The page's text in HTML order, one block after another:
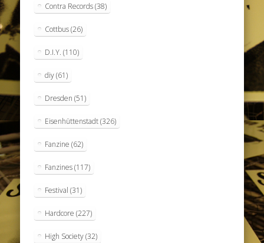
Contra Records(38)
Cottbus(26)
D.I.Y. (110)
diy(61)
Dresden (51)
Eisenhüttenstadt(326)
Fanzine (62)
Fanzines(117)
Festival (31)
Hardcore (227)
High Society(32)